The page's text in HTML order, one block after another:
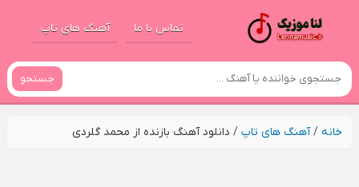
تماس با ما آهنگ های تاپ
جستجو
خانه/آهنگ های تاپ/ دانلود آهنگ بازنده از محمد گلردی